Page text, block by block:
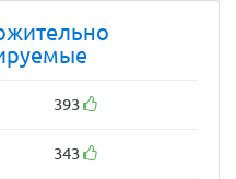
393
343